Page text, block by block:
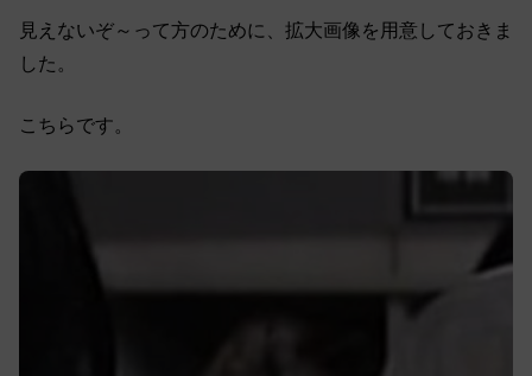
見えないぞ～って方のために、拡大画像を用意しておきま
した。
こちらです。